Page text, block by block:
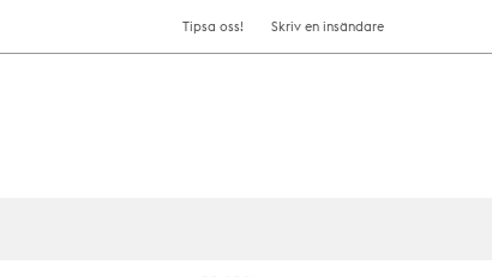
Tipsa oss! Skriv en insändare